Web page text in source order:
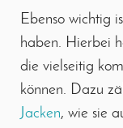
Ebenso wichtig
haben. Hierbei
die vielseitig
können. Dazu
Jacken, wie sie